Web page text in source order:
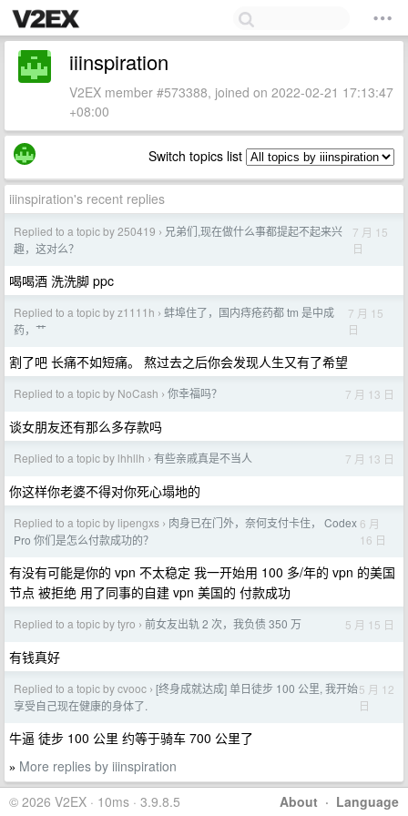
iiinspiration
V2EX member #573388, joined on 2022-02-21 17:13:47
+08:00
Switch topics list
iiinspiration's recent replies
Replied to a topic by 250419 › 兄弟们,现在做什么事都提起不起来兴
趣，这对么？
7 月 15
日
喝喝酒 洗洗脚 ppc
Replied to a topic by z1111h › 蚌埠住了，国内痔疮药都 tm 是中成
药，艹
7 月 15
日
割了吧 长痛不如短痛。 熬过去之后你会发现人生又有了希望
Replied to a topic by NoCash › 你幸福吗？ 7 月 13 日
谈女朋友还有那么多存款吗
Replied to a topic by lhhllh › 有些亲戚真是不当人 7 月 13 日
你这样你老婆不得对你死心塌地的
Replied to a topic by lipengxs › 肉身已在门外，奈何支付卡住， Codex
Pro 你们是怎么付款成功的？
6 月
16 日
有没有可能是你的 vpn 不太稳定 我一开始用 100 多/年的 vpn 的美国
节点 被拒绝 用了同事的自建 vpn 美国的 付款成功
Replied to a topic by tyro › 前女友出轨 2 次，我负债 350 万 5 月 15 日
有钱真好
Replied to a topic by cvooc › [终身成就达成] 单日徒步 100 公里, 我开始
享受自己现在健康的身体了.
5 月 12
日
牛逼 徒步 100 公里 约等于骑车 700 公里了
» More replies by iiinspiration
About · Language
© 2026 V2EX · 10ms · 3.9.8.5